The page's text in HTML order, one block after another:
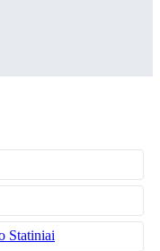
Statiniai